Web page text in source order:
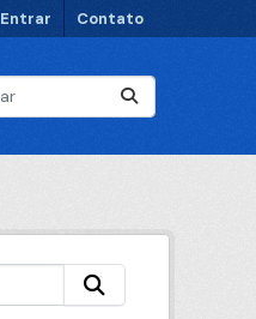
Entrar Contato